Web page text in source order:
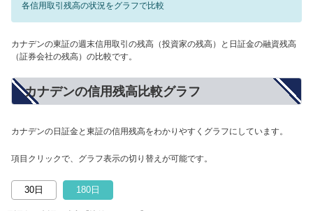
各信用取引残高の状況をグラフで比較
カナデンの東証の週末信用取引の残高（投資家の残高）と日証金の融資残高
（証券会社の残高）の比較です。
カナデンの信用残高比較グラフ
カナデンの日証金と東証の信用残高をわかりやすくグラフにしています。
項目クリックで、グラフ表示の切り替えが可能です。
30日 180日